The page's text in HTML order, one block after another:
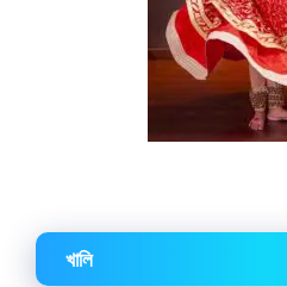
খালি